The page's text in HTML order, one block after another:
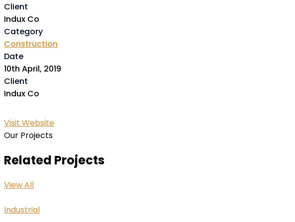
Client
Indux Co
Category
Construction
Date
10th April, 2019
Client
Indux Co
Visit Website
Our Projects
Related Projects
View All
Industrial